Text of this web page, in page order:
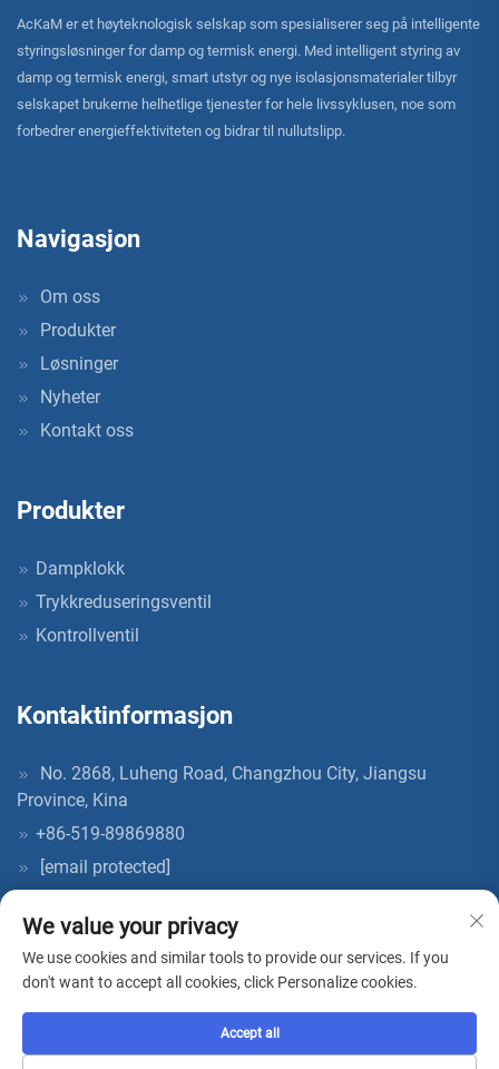
AcKaM er et høyteknologisk selskap som spesialiserer seg på intelligente
styringsløsninger for damp og termisk energi. Med intelligent styring av
damp og termisk energi, smart utstyr og nye isolasjonsmaterialer tilbyr
selskapet brukerne helhetlige tjenester for hele livssyklusen, noe som
forbedrer energieffektiviteten og bidrar til nullutslipp.
Navigasjon
Om oss
Produkter
Løsninger
Nyheter
Kontakt oss
Produkter
Dampklokk
Trykkreduseringsventil
Kontrollventil
Kontaktinformasjon
No. 2868, Luheng Road, Changzhou City, Jiangsu
Province, Kina
+86-519-89869880
[email protected]
Copyright © 2026 China AcKaM (jiangsu) Industrial Technology Co.,
Ltd. Alle rettigheter forbeholdt. - Personvernpolicy
We value your privacy
We use cookies and similar tools to provide our services. If you
don't want to accept all cookies, click Personalize cookies.
Accept all